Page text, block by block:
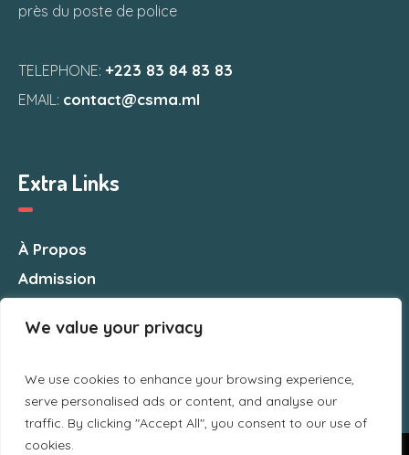
We value your privacy
We use cookies to enhance your browsing experience,
serve personalised ads or content, and analyse our
traffic. By clicking "Accept All", you consent to our use of
cookies.
près du poste de police
TELEPHONE:+223 83 84 83 83
EMAIL: contact@csma.ml
Extra Links
À Propos
Admission